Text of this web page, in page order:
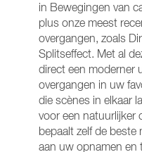
in Bewegingen van
plus onze meest
overgangen, zoals
Splitseffect. Met al
direct een moderner
overgangen in uw
die scènes in elkaar
voor een natuurlijker
bepaalt zelf de beste
aan uw opnamen en